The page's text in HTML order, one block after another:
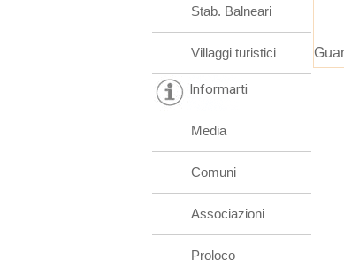
Stab. Balneari
Villaggi turistici
Informarti
Media
Comuni
Associazioni
Proloco